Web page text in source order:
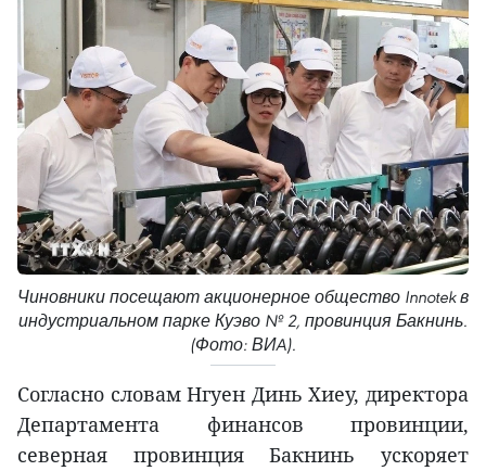
Чиновники посещают акционерное общество Innotek в
индустриальном парке Куэво № 2, провинция Бакнинь.
(Фото: ВИA).
Согласно словам Нгуен Динь Хиеу, директора
Департамента финансов провинции,
северная провинция Бакнинь ускоряет